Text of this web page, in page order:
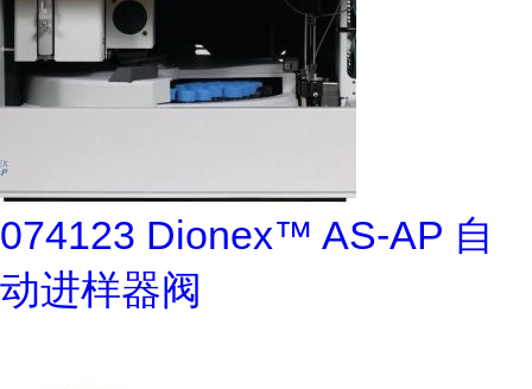
074123 Dionex™ AS-AP 自
动进样器阀